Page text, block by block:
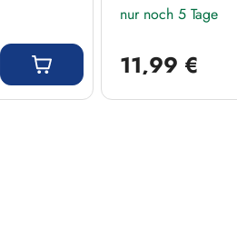
nur noch 5 Tage
11,99 €